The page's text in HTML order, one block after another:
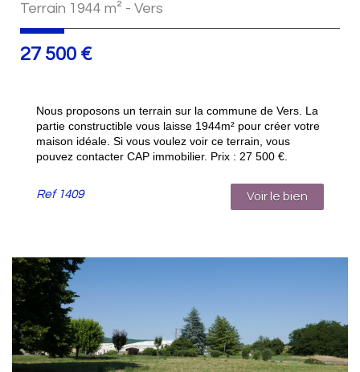
Terrain 1944 m² - Vers
27 500 €
Nous proposons un terrain sur la commune de Vers. La
partie constructible vous laisse 1944m² pour créer votre
maison idéale. Si vous voulez voir ce terrain, vous
pouvez contacter CAP immobilier. Prix : 27 500 €.
Ref1409 Voir le bien